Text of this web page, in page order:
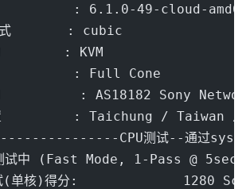
: 6.1.0-49-cloud-amd64
方式       : cubic
: KVM
: Full Cone
: AS18182 Sony
: Taichung / Taiwan /
CPU测试--通过
试中 (Fast Mode, 1-Pass @ 5sec)
试(单核)得分: 		1280